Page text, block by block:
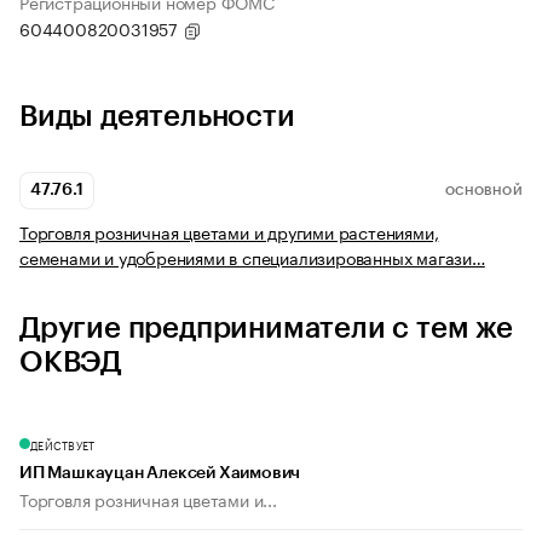
604400820031957
Виды деятельности
47.76.1 ОСНОВНОЙ
Торговля розничная цветами и другими растениями,
семенами и удобрениями в специализированных магази…
Другие предприниматели с тем же
ОКВЭД
ДЕЙСТВУЕТ
ИП Машкауцан Алексей Хаимович
Торговля розничная цветами и...